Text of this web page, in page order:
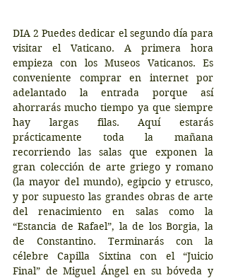
DIA 2 Puedes dedicar el segundo día para
visitar el Vaticano. A primera hora
empieza con los Museos Vaticanos. Es
conveniente comprar en internet por
adelantado la entrada porque así
ahorrarás mucho tiempo ya que siempre
hay largas filas. Aquí estarás
prácticamente toda la mañana
recorriendo las salas que exponen la
gran colección de arte griego y romano
(la mayor del mundo), egipcio y etrusco,
y por supuesto las grandes obras de arte
del renacimiento en salas como la
“Estancia de Rafael”, la de los Borgia, la
de Constantino. Terminarás con la
célebre Capilla Sixtina con el “Juicio
Final” de Miguel Ángel en su bóveda y